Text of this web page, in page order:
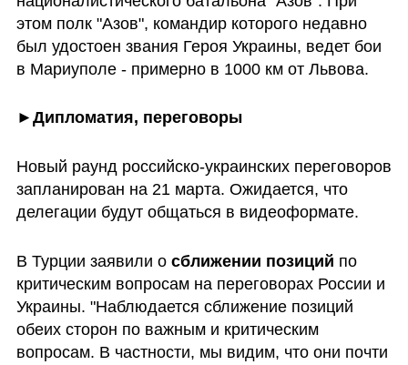
этом полк "Азов", командир которого недавно
был удостоен звания Героя Украины, ведет бои
в Мариуполе - примерно в 1000 км от Львова.
► Дипломатия, переговоры
Новый раунд российско-украинских переговоров
запланирован на 21 марта. Ожидается, что
делегации будут общаться в видеоформате.
В Турции заявили о сближении позиций по
критическим вопросам на переговорах России и
Украины. "Наблюдается сближение позиций
обеих сторон по важным и критическим
вопросам. В частности, мы видим, что они почти